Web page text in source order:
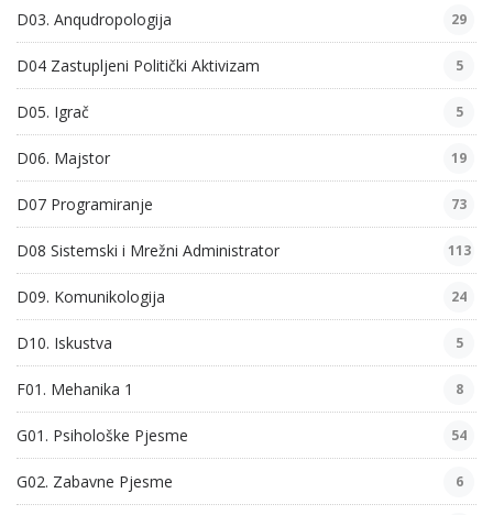
D03. Anqudropologija 29
D04 Zastupljeni Politički Aktivizam 5
D05. Igrač 5
D06. Majstor 19
D07 Programiranje 73
D08 Sistemski i Mrežni Administrator 113
D09. Komunikologija 24
D10. Iskustva 5
F01. Mehanika 1 8
G01. Psihološke Pjesme 54
G02. Zabavne Pjesme 6